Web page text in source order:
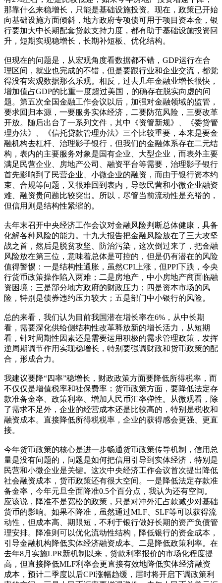
那靠什么来稳增长，只能是基础设施投资。现在，政策已开始
向基础设施方面倾斜，地方政府专项债可用于项目资本金，银
行要加大中长期配套贷款支持力度，都有助于基础设施投资回
升，短期实现稳增长，长期补短板、优化结构。
但现在的问题是，从宏观角度看数据都不错，GDP运行在合
理区间，就业也完成的不错，但是要跟行业和企业交流，都觉
得没有宏观数据那么乐观。相反，过去几年金融业增长很快，
增加值占GDP的比重一度超过美国，的确存在脱实向虚的问
题。第五次全国金融工作会议以后，加强对金融领域的监管，
要求回归本源，一要服务实体经济，二要防范风险，三要改革
开放。随后出台了一系列文件，其中《资管新规》、《委贷管
理办法》、《信托贷款管理办法》三个比较重要，本来是要金
融机构去杠杆、治理影子银行，但我们的金融体系存在二元结
构，表内的主要服务对象是国有企业、大型企业，而表外主要
满足民营企业、房地产公司、融资平台等需要，治理影子银行
首先影响到了民营企业、小微企业的融资，而由于银行资本约
束、合规等问题，又很难回到表内，导致民营和小微企业融资
难、融资贵问题比较突出。所以，尽管当前流动性是充裕的，
但信用则是结构性紧缩的。
去年末召开中央经济工作会议对金融风险判断总体健康，具备
化解各种风险的能力。十九大报告把金融风险放在了三大攻坚
战之首，然后是脱贫攻坚、防治污染，这次倒过来了，把金融
风险放在第三位，意味着总体是可控的，但是仍有潜在的风险
值得警惕：一是结构性通胀，虽然CPI上涨，但PPI下跌，令央
行货币政策操作陷入两难；二是房地产，中小房地产商面临融
资困境；三是部分地方政府的财政压力；四是资本市场的风
险，特别是债券违约压力较大；五是部门中小银行的风险。
总的来看，我们认为目前我国潜在增长率在6%，从中长期
看，需要深化供给侧结构性改革释放新的增长活力，从短期
看，针对周期性因素还是需要运用积极的需求管理政策，发挥
逆周期调节作用实现稳增长，特别要强调财政和货币政策的配
合，形成合力。
我建议要降“四率”稳增长，财政政策方面要降低所得税率，而
不仅仅是增值税率和社保费率；货币政策方面，要降低法定存
款准备金率、政策利率、增加人民币汇率弹性。从微观看，除
了需求不足外，企业的经营成本还是比较高的，特别是税收和
融资成本。直接降低所得税税率，企业的获得感会更强、更直
接。
今年货币政策的核心是进一步畅通货币政策传导机制，信用总
量是没有问题的，问题是如何把信用引导到实体经济，特别是
民营和小微企业是关键。这次中央经济工作会议首次提出降低
社会融资成本，货币政策还有很大空间。一是降低法定存款准
备金率，今年元旦全面降准0.5个百分点，我认为还有空间。
应该说，降准不是宽松的政策，只是对冲外汇占款减少对基础
货币的影响。如果不降准，虽然通过MLF、SLF等可以获得流
动性，但成本高、期限短，不利于银行做好长期的资产负债管
理安排。降准则可以优化流动性结构，降低银行的资金成本，
引导金融机构降低实体经济融资成本。二是降低政策利率。在
去年8月实施LPR新机制以来，贷款利率报价的市场化程度提
高，但直接降低MLF利率会更直接有效地降低实体经济融资
成本，预计二季度以后CPI涨幅趋缓，届时将开启下调政策利